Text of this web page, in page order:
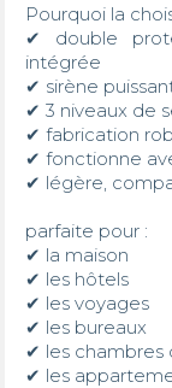
Pourquoi la
✔ double
intégrée
✔ sirène
✔ 3 niveaux de
✔ fabrication
✔ fonctionne
✔ légère,
parfaite pour :
✔ la maison
✔ les hôtels
✔ les voyages
✔ les bureaux
✔ les chambres
✔ les